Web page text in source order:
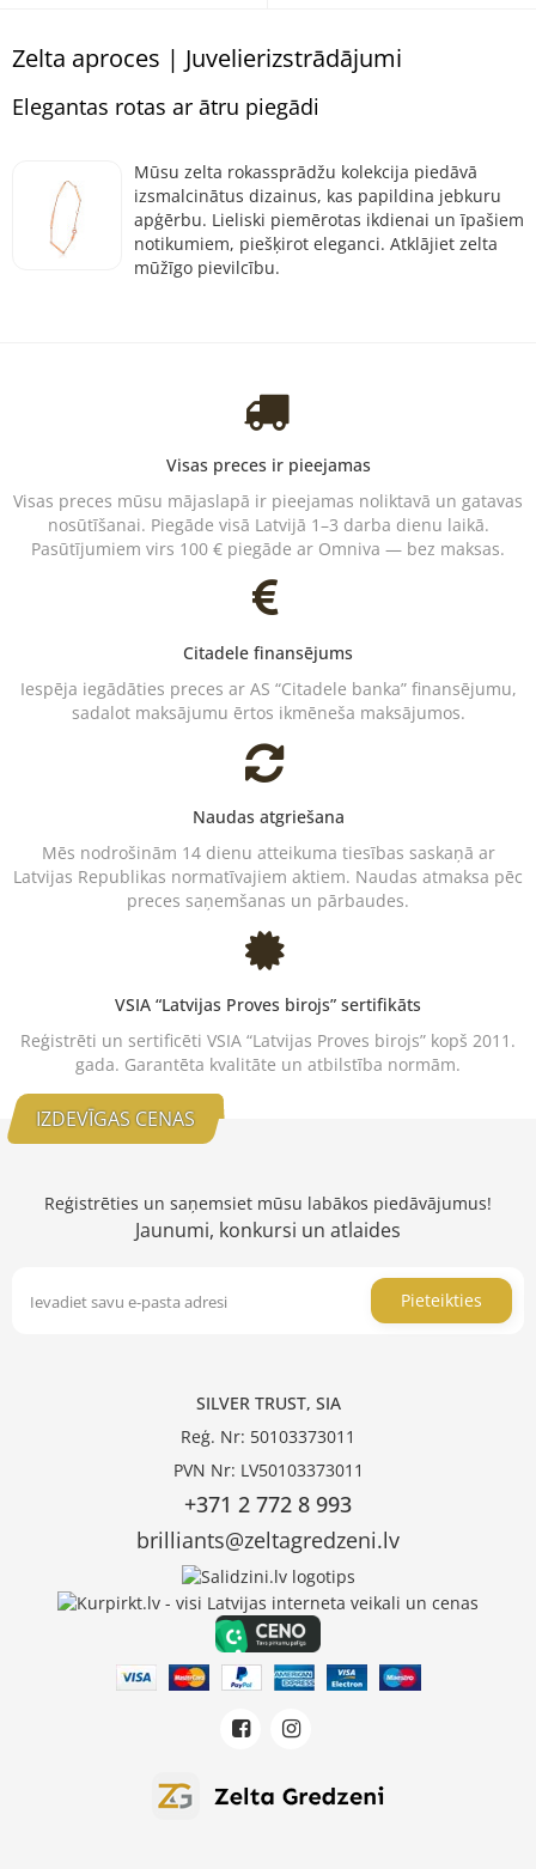
Zelta aproces | Juvelierizstrādājumi
Elegantas rotas ar ātru piegādi
Mūsu zelta rokassprādžu kolekcija piedāvā
izsmalcinātus dizainus, kas papildina jebkuru
apģērbu. Lieliski piemērotas ikdienai un īpašiem
notikumiem, piešķirot eleganci. Atklājiet zelta
mūžīgo pievilcību.
Visas preces ir pieejamas
Visas preces mūsu mājaslapā ir pieejamas noliktavā un gatavas
nosūtīšanai. Piegāde visā Latvijā 1–3 darba dienu laikā.
Pasūtījumiem virs 100 € piegāde ar Omniva — bez maksas.
Citadele finansējums
Iespēja iegādāties preces ar AS “Citadele banka” finansējumu,
sadalot maksājumu ērtos ikmēneša maksājumos.
Naudas atgriešana
Mēs nodrošinām 14 dienu atteikuma tiesības saskaņā ar
Latvijas Republikas normatīvajiem aktiem. Naudas atmaksa pēc
preces saņemšanas un pārbaudes.
VSIA “Latvijas Proves birojs” sertifikāts
Reģistrēti un sertificēti VSIA “Latvijas Proves birojs” kopš 2011.
gada. Garantēta kvalitāte un atbilstība normām.
IZDEVĪGAS CENAS
Reģistrēties un saņemsiet mūsu labākos piedāvājumus!
Jaunumi, konkursi un atlaides
Pieteikties
SILVER TRUST, SIA
Reģ. Nr: 50103373011
PVN Nr: LV50103373011
+371 2 772 8 993
brilliants@zeltagredzeni.lv